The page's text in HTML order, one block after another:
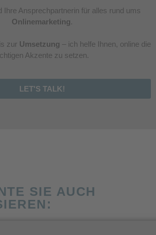
Ihre Ansprechpartnerin für alles rund ums
Onlinemarketing.
zur Umsetzung – ich helfe Ihnen, online die
Akzente zu setzen.
LET'S TALK!
SIE AUCH